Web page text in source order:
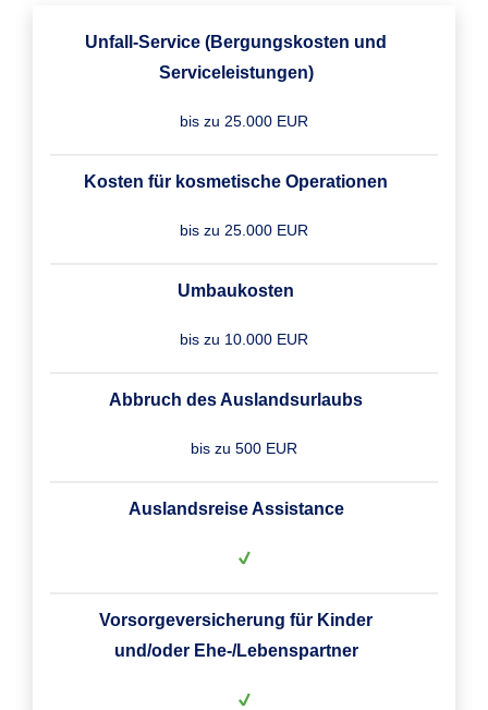
Unfall-Service (Bergungskosten und
Serviceleistungen)
bis zu 25.000 EUR
Kosten für kosmetische Operationen
bis zu 25.000 EUR
Umbaukosten
bis zu 10.000 EUR
Abbruch des Auslandsurlaubs
bis zu 500 EUR
Auslandsreise Assistance
Vorsorgeversicherung für Kinder
und/oder Ehe-/Lebenspartner